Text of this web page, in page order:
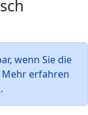
wenn Sie die
Mehr erfahren
.